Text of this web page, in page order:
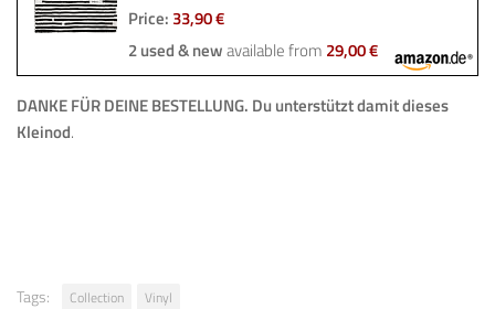
Price: 33,90 €
2 used & newavailable from 29,00 €
DANKE FÜR DEINE BESTELLUNG. Du unterstützt damit dieses
Kleinod.
Tags: Collection Vinyl